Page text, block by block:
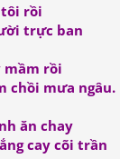
rồi
trực ban
mầm rồi
chồi mưa ngâu.
ăn chay
cay cõi trần